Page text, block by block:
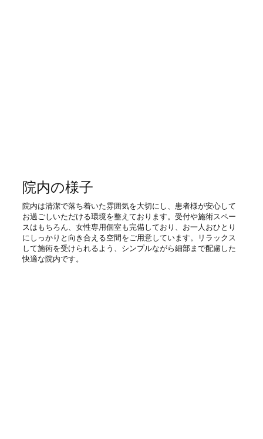
​院内の様子​
院内は清潔で落ち着いた雰囲気を大切にし、患者様が安心して
お過ごしいただける環境を整えております。受付や施術スペー
スはもちろん、女性専用個室も完備しており、お一人おひとり
にしっかりと向き合える空間をご用意しています。リラックス
して施術を受けられるよう、シンプルながら細部まで配慮した
快適な院内です。